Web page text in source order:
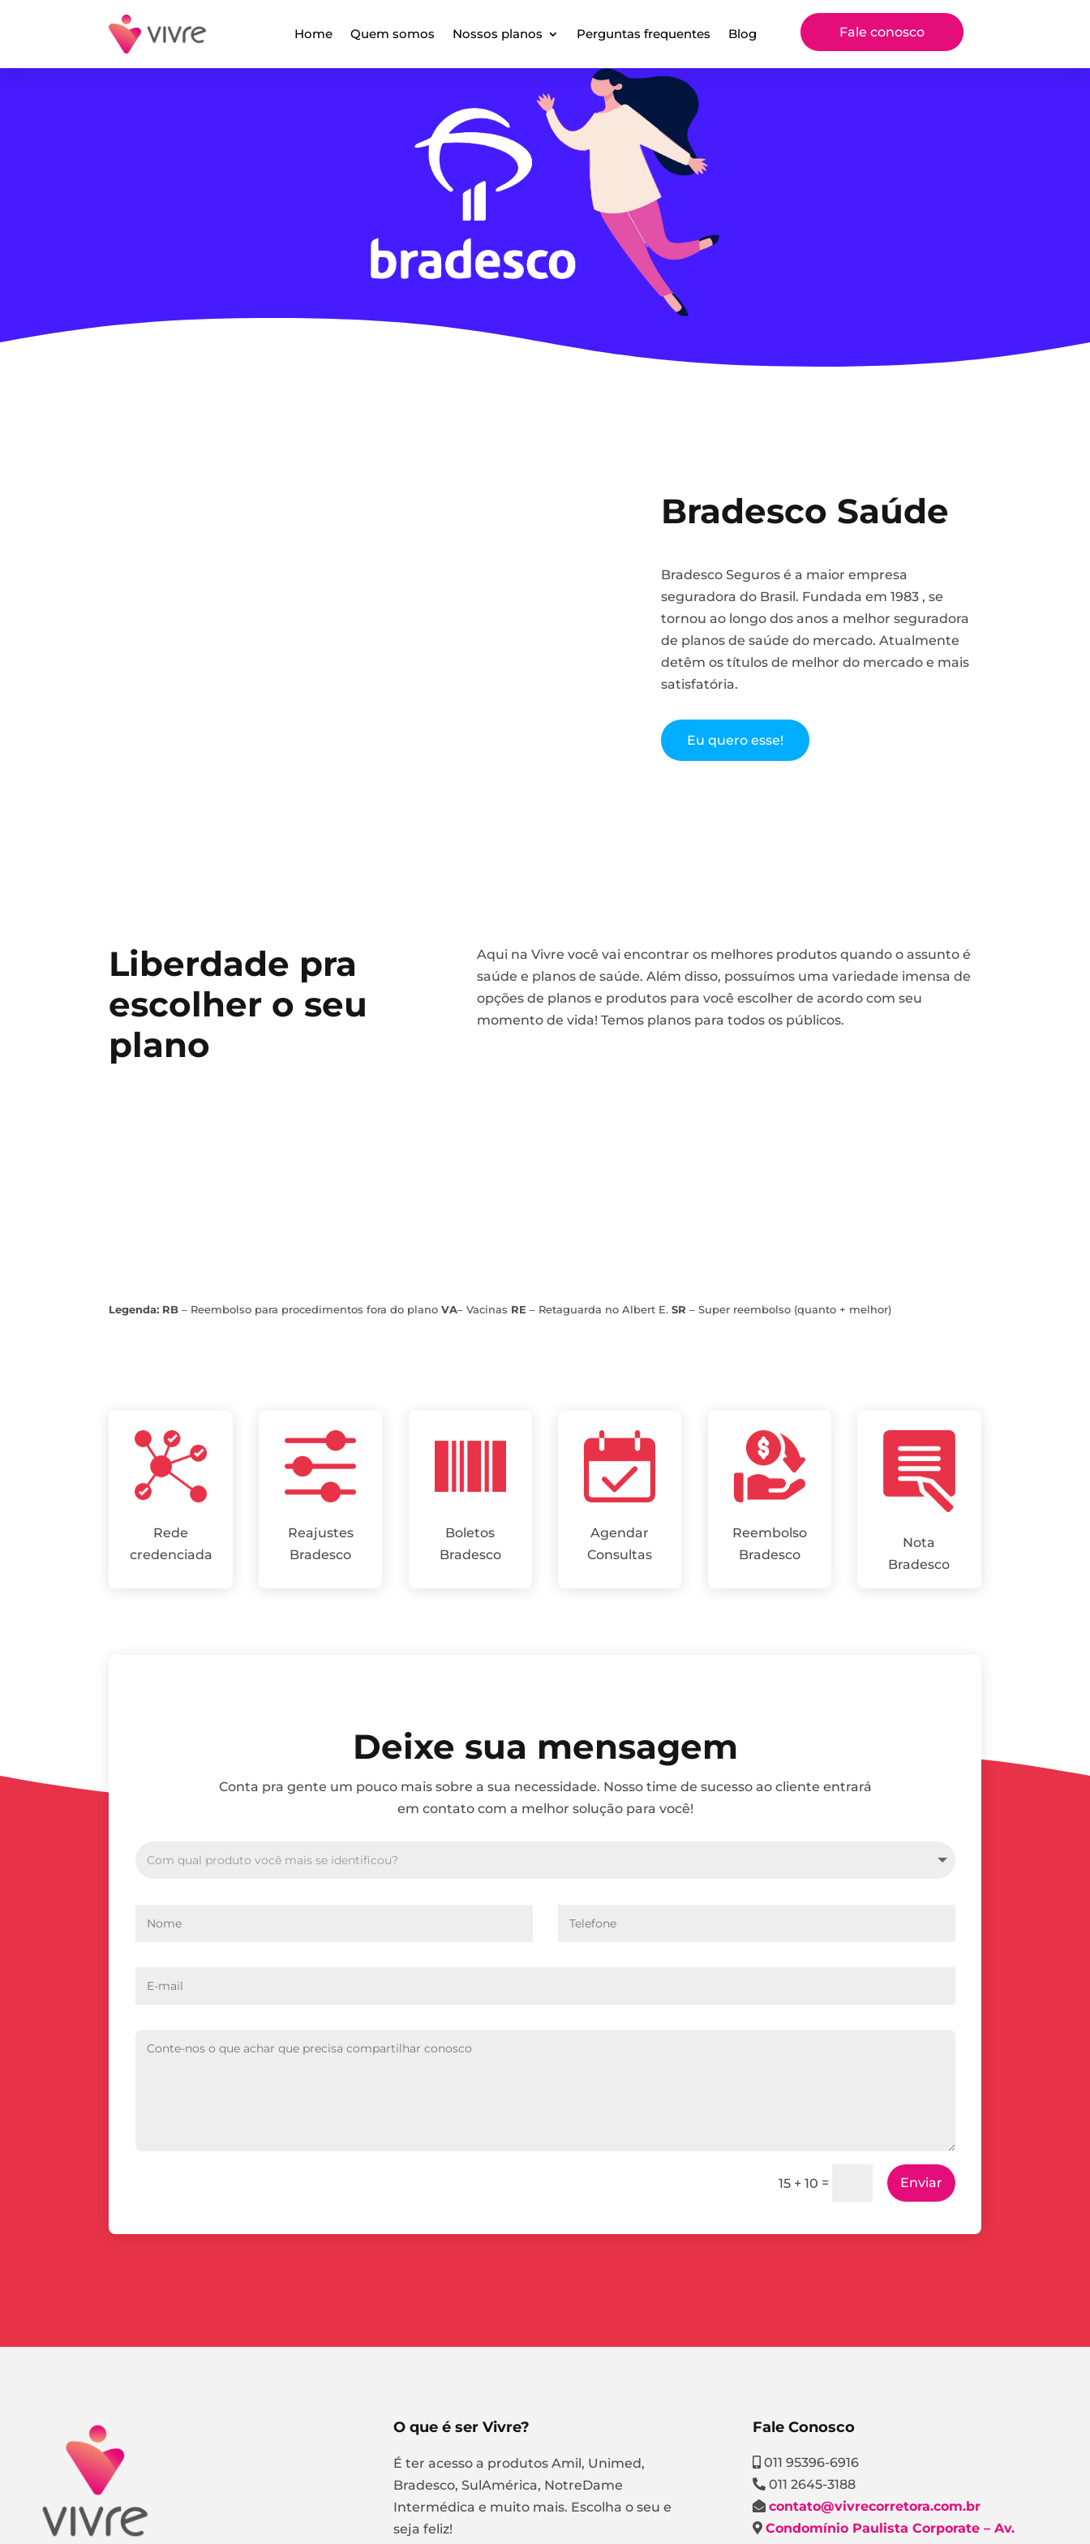
Home Quem somos Nossos planos Perguntas frequentes Blog Fale conosco
Bradesco Saúde
Bradesco Seguros é a maior empresa
seguradora do Brasil. Fundada em 1983 , se
tornou ao longo dos anos a melhor seguradora
de planos de saúde do mercado. Atualmente
detêm os títulos de melhor do mercado e mais
satisfatória.
Eu quero esse!
Liberdade pra
escolher o seu
plano
Aqui na Vivre você vai encontrar os melhores produtos quando o assunto é
saúde e planos de saúde. Além disso, possuímos uma variedade imensa de
opções de planos e produtos para você escolher de acordo com seu
momento de vida! Temos planos para todos os públicos.
Legenda: RB – Reembolso para procedimentos fora do planoVA– Vacinas RE – Retaguarda no Albert E.SR – Super reembolso (quanto + melhor)
Rede
credenciada
Reajustes
Bradesco
Boletos
Bradesco
Agendar
Consultas
Reembolso
Bradesco
Nota
Bradesco
Deixe sua mensagem
Conta pra gente um pouco mais sobre a sua necessidade. Nosso time de sucesso ao cliente entrará
em contato com a melhor solução para você!
15 + 10 = Enviar
O que é ser Vivre?
É ter acesso a produtos Amil, Unimed,
Bradesco, SulAmérica, NotreDame
Intermédica e muito mais. Escolha o seu e
seja feliz!
Fale Conosco
011 95396-6916
011 2645-3188
contato@vivrecorretora.com.br
Condomínio Paulista Corporate – Av.